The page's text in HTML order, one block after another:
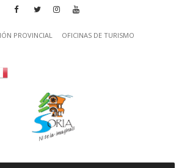
PROVINCIAL
OFICINAS DE TURISMO